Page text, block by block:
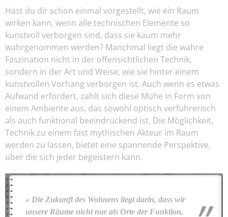
Hast du dir schon einmal vorgestellt, wie ein Raum
wirken kann, wenn alle technischen Elemente so
kunstvoll verborgen sind, dass sie kaum mehr
wahrgenommen werden? Manchmal liegt die wahre
Faszination nicht in der offensichtlichen Technik,
sondern in der Art und Weise, wie sie hinter einem
kunstvollen Vorhang verborgen ist. Auch wenn es etwas
Aufwand erfordert, zahlt sich diese Mühe in Form von
einem Ambiente aus, das sowohl optisch verführerisch
als auch funktional beeindruckend ist. Die Möglichkeit,
Technik zu einem fast mythischen Akteur im Raum
werden zu lassen, bietet eine spannende Perspektive,
über die sich jeder begeistern kann.
« Die Zukunft des Wohnens liegt darin, dass wir
unsere Räume nicht nur als Orte der Funktion,